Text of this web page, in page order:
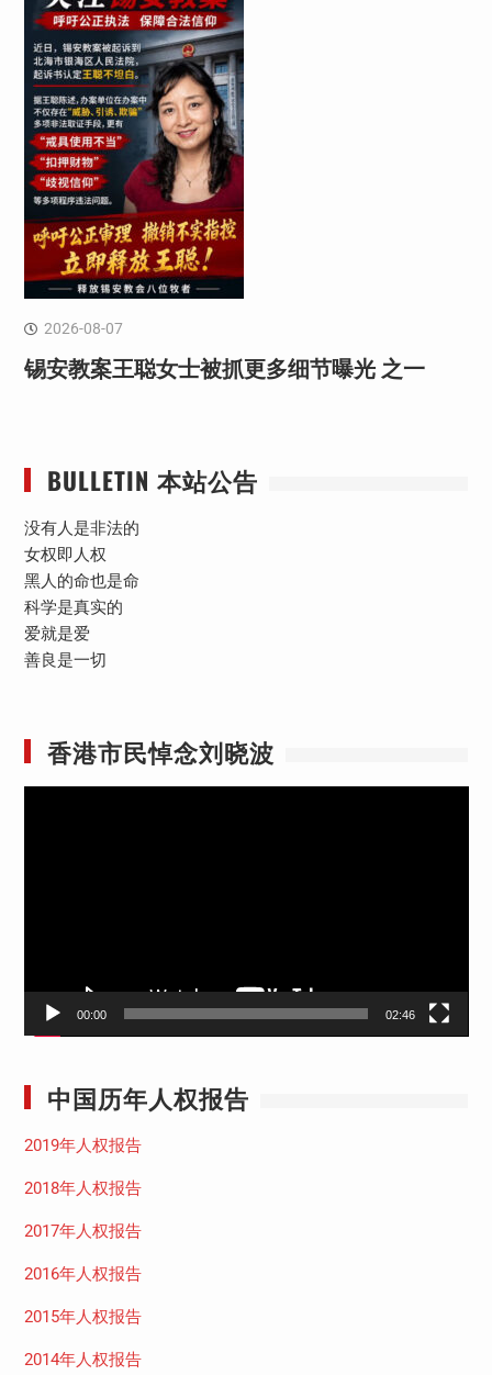
2026-08-07
锡安教案王聪女士被抓更多细节曝光 之一
BULLETIN 本站公告
没有人是非法的
女权即人权
黑人的命也是命
科学是真实的
爱就是爱
善良是一切
香港市民悼念刘晓波
00:00 02:46
中国历年人权报告
2019年人权报告
2018年人权报告
2017年人权报告
2016年人权报告
2015年人权报告
2014年人权报告